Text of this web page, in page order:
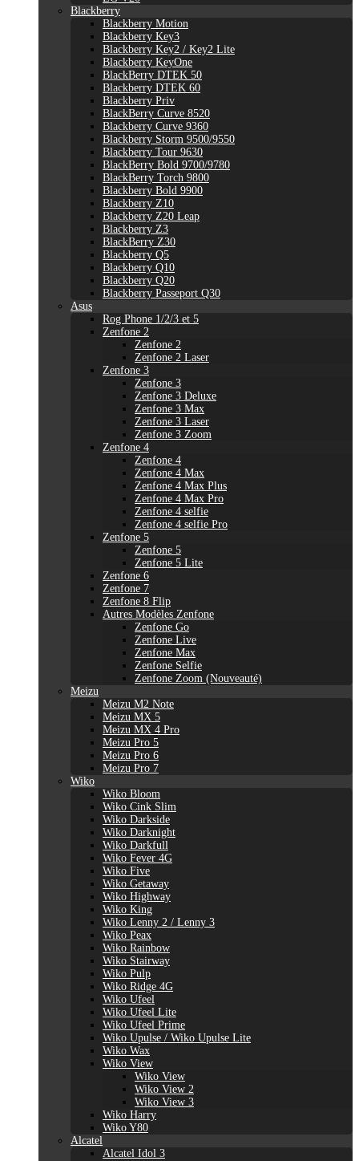
Blackberry
Blackberry Motion
Blackberry Key3
Blackberry Key2 / Key2 Lite
Blackberry KeyOne
BlackBerry DTEK 50
Blackberry DTEK 60
Blackberry Priv
BlackBerry Curve 8520
Blackberry Curve 9360
Blackberry Storm 9500/9550
Blackberry Tour 9630
BlackBerry Bold 9700/9780
BlackBerry Torch 9800
Blackberry Bold 9900
Blackberry Z10
Blackberry Z20 Leap
Blackberry Z3
BlackBerry Z30
Blackberry Q5
Blackberry Q10
Blackberry Q20
Blackberry Passeport Q30
Asus
Rog Phone 1/2/3 et 5
Zenfone 2
Zenfone 2
Zenfone 2 Laser
Zenfone 3
Zenfone 3
Zenfone 3 Deluxe
Zenfone 3 Max
Zenfone 3 Laser
Zenfone 3 Zoom
Zenfone 4
Zenfone 4
Zenfone 4 Max
Zenfone 4 Max Plus
Zenfone 4 Max Pro
Zenfone 4 selfie
Zenfone 4 selfie Pro
Zenfone 5
Zenfone 5
Zenfone 5 Lite
Zenfone 6
Zenfone 7
Zenfone 8 Flip
Autres Modèles Zenfone
Zenfone Go
Zenfone Live
Zenfone Max
Zenfone Selfie
Zenfone Zoom (Nouveauté)
Meizu
Meizu M2 Note
Meizu MX 5
Meizu MX 4 Pro
Meizu Pro 5
Meizu Pro 6
Meizu Pro 7
Wiko
Wiko Bloom
Wiko Cink Slim
Wiko Darkside
Wiko Darknight
Wiko Darkfull
Wiko Fever 4G
Wiko Five
Wiko Getaway
Wiko Highway
Wiko King
Wiko Lenny 2 / Lenny 3
Wiko Peax
Wiko Rainbow
Wiko Stairway
Wiko Pulp
Wiko Ridge 4G
Wiko Ufeel
Wiko Ufeel Lite
Wiko Ufeel Prime
Wiko Upulse / Wiko Upulse Lite
Wiko Wax
Wiko View
Wiko View
Wiko View 2
Wiko View 3
Wiko Harry
Wiko Y80
Alcatel
Alcatel Idol 3